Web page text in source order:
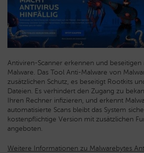
Antiviren-Scanner erkennen und beseitigen
Malware. Das Tool Anti-Malware von
zusätzlichen Schutz, es beseitigt Rootkits
Dateien. Es verhindert den Zugang zu
Ihren Rechner infizieren, und erkennt
automatisierte Scans bleibt das System
kostenpflichtige Version mit zusätzlichen
angeboten.
Weitere Informationen zu Malwarebytes